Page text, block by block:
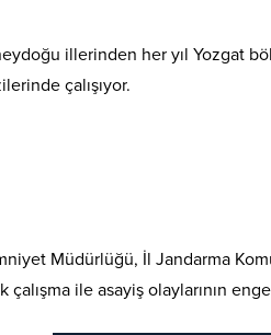
illerinden her yıl Yozgat
çalışıyor.
Müdürlüğü, İl Jandarma
çalışma ile asayiş olaylarının